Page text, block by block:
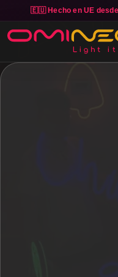
🇪🇺 Hecho en UE
Skip to main content